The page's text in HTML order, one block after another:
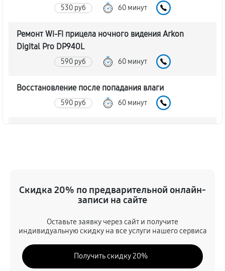
530 руб 60 минут
Ремонт Wi-Fi прицела ночного видения Arkon
Digital Pro DP940L
590 руб 60 минут
Восстановление после попадания влаги
590 руб 60 минут
410 руб
680 руб 60 минут
Замена корпуса прицела ночного видения Arkon
Digital Pro DP940L
Скидка 20% по предварительной онлайн-
записи на сайте
Оставьте заявку через сайт и получите
индивидуальную скидку на все услуги нашего сервиса
Получить скидку 20%